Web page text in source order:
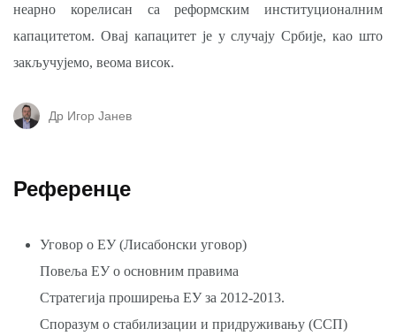
неарно корелисан са реформским институционалним
капацитетом. Овај капацитет је у случају Србије, као што
закључујемо, веома висок.
Др Игор Јанев
Референце
Уговор о ЕУ (Лисабонски уговор)
Повеља ЕУ о основним правима
Стратегија проширења ЕУ за 2012-2013.
Споразум о стабилизации и придруживању (ССП)